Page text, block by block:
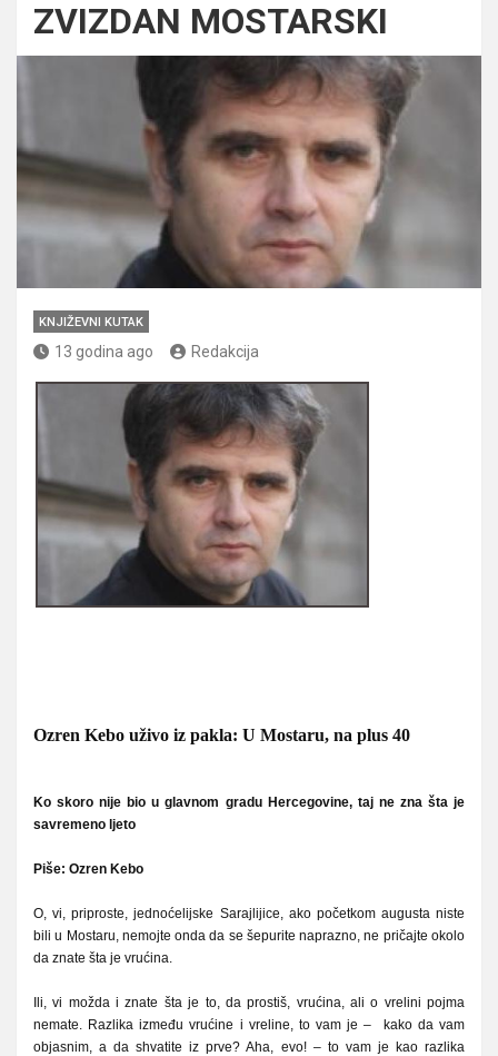
ZVIZDAN MOSTARSKI
KNJIŽEVNI KUTAK
13 godina ago Redakcija
Ozren Kebo uživo iz pakla: U Mostaru, na plus 40
Ko skoro nije bio u glavnom gradu Hercegovine, taj ne zna šta je
savremeno ljeto
Piše: Ozren Kebo
O, vi, priproste, jednoćelijske Sarajlijice, ako početkom augusta niste
bili u Mostaru, nemojte onda da se šepurite naprazno, ne pričajte okolo
da znate šta je vrućina.
Ili, vi možda i znate šta je to, da prostiš, vrućina, ali o vrelini pojma
nemate. Razlika između vrućine i vreline, to vam je – kako da vam
objasnim, a da shvatite iz prve? Aha, evo! – to vam je kao razlika